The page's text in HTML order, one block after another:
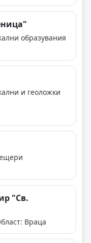
образувания
и геоложки
"Св.
Враца